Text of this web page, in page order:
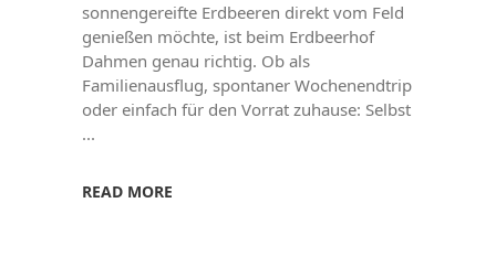
sonnengereifte Erdbeeren direkt vom Feld
genießen möchte, ist beim Erdbeerhof
Dahmen genau richtig. Ob als
Familienausflug, spontaner Wochenendtrip
oder einfach für den Vorrat zuhause: Selbst
READ MORE